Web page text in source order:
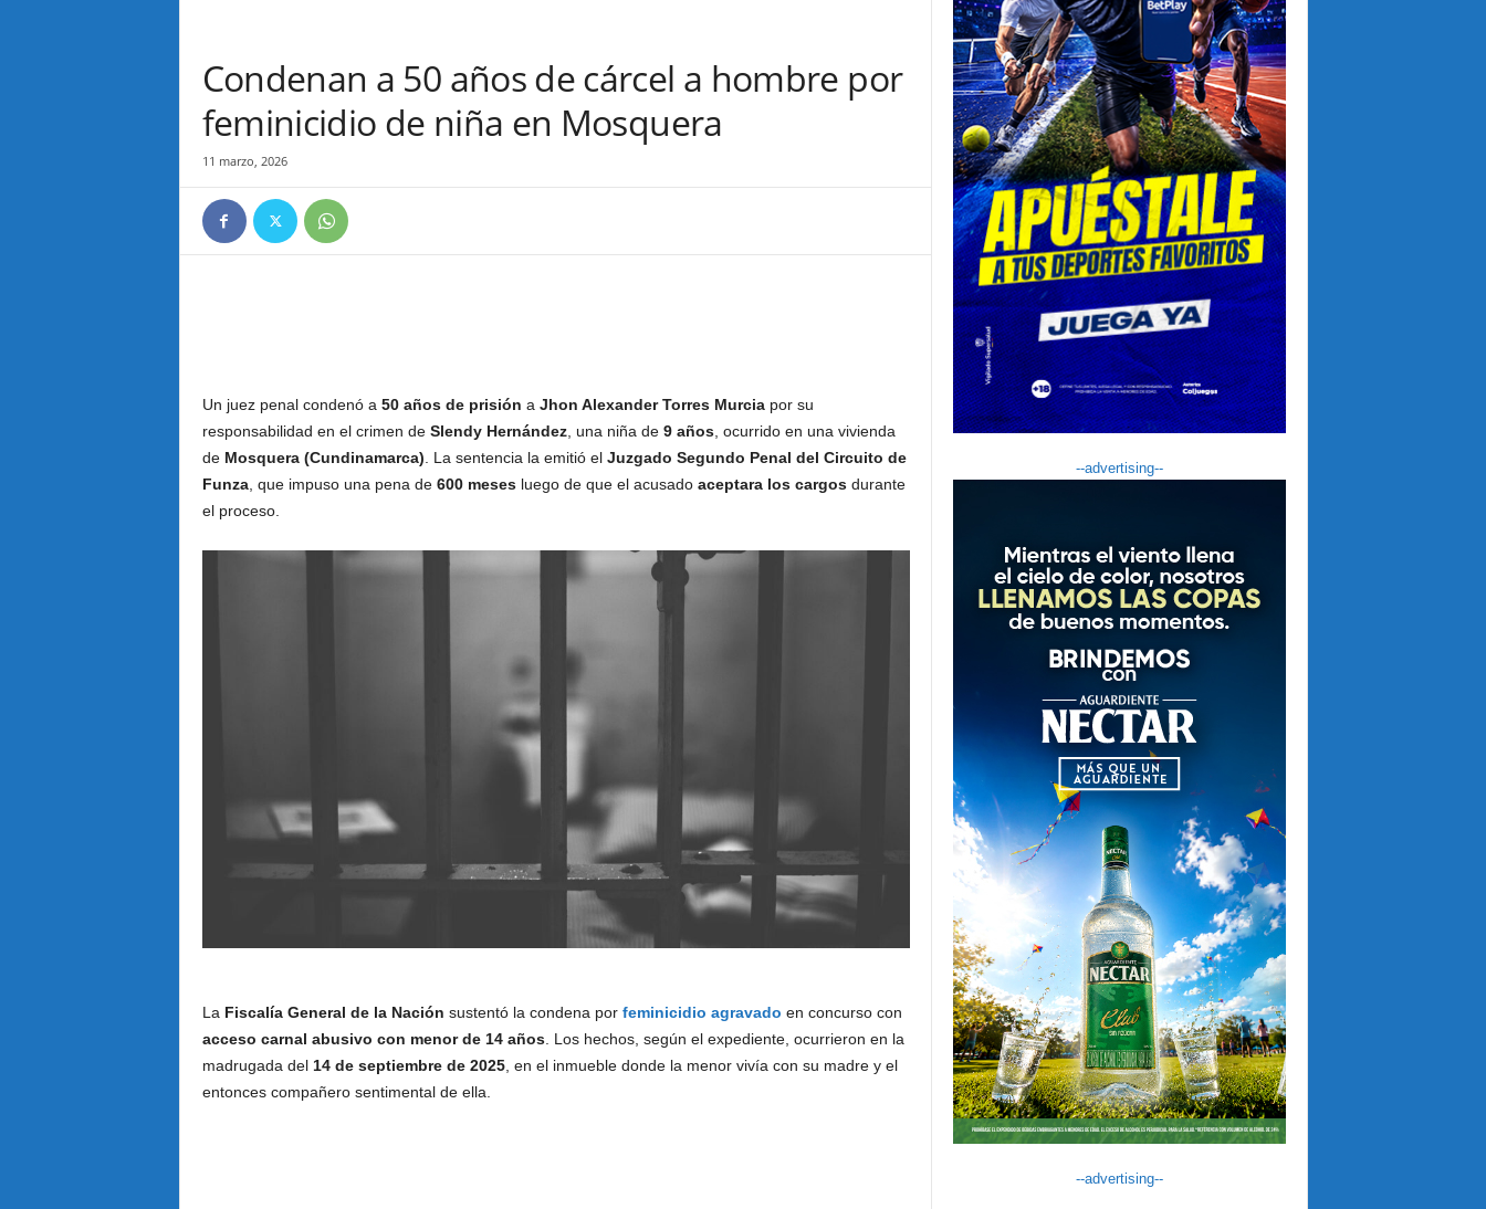
Condenan a 50 años de cárcel a hombre por
feminicidio de niña en Mosquera
11 marzo, 2026
Un juez penal condenó a 50 años de prisión a Jhon Alexander Torres Murciapor su
responsabilidad en el crimen de Slendy Hernández, una niña de 9 años, ocurrido en una vivienda
de Mosquera (Cundinamarca) . La sentencia la emitió el Juzgado Segundo Penal del Circuito de
Funza, que impuso una pena de 600 mesesluego de que el acusado aceptara los cargosdurante
el proceso.
La Fiscalía General de la Nación sustentó la condena por feminicidio agravado en concurso con
acceso carnal abusivo con menor de 14 años. Los hechos, según el expediente, ocurrieron en la
madrugada del 14 de septiembre de 2025, en el inmueble donde la menor vivía con su madre y el
entonces compañero sentimental de ella.
--advertising--
--advertising--